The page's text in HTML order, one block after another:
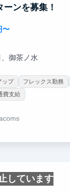
ンを募集！
〜
御茶ノ水
ップ フレックス勤務
費支給
しています